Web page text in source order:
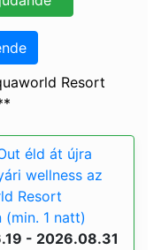
Resort
éld át újra
wellness az
Resort
(min. 1 natt)
- 2026.08.31